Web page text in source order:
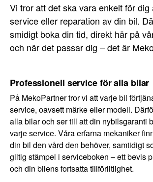
Vi tror att det ska vara enkelt för dig
service eller reparation av din bil.
smidigt boka din tid, direkt här på
och när det passar dig – det är
Professionell service för alla bilar
På MekoPartner tror vi att varje bil
service, oavsett märke eller modell.
alla bilar och ser till att din nybilsgaranti
varje service. Våra erfarna mekaniker
din bil den vård den behöver, samtidigt
giltig stämpel i serviceboken – ett bevis
och din bilens fortsatta tillförlitlighet.